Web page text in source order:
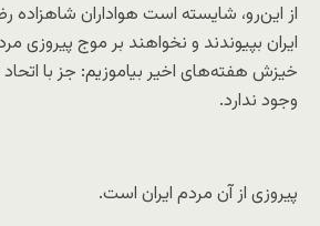
از این‌رو، شایسته است هواداران
ایران بپیوندند و نخواهند بر موج پیروزی
خیزش هفته‌های اخیر بیاموزیم: جز با اتحاد
وجود ندارد.
پیروزی از آن مردم ایران است.